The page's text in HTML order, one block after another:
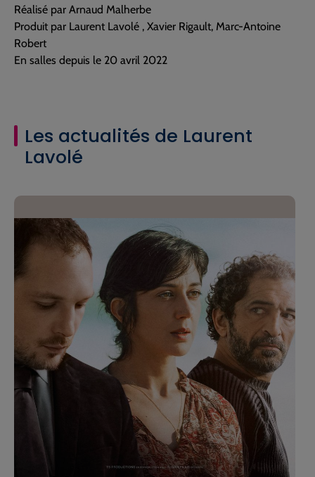
Réalisé par Arnaud Malherbe
Produit par Laurent Lavolé , Xavier Rigault, Marc-Antoine
Robert
En salles depuis le 20 avril 2022
Les actualités de Laurent
Lavolé